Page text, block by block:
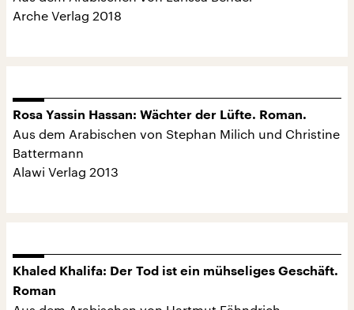
Arche Verlag 2018
Rosa Yassin Hassan: Wächter der Lüfte. Roman.
Aus dem Arabischen von Stephan Milich und Christine
Battermann
Alawi Verlag 2013
Khaled Khalifa: Der Tod ist ein mühseliges Geschäft.
Roman